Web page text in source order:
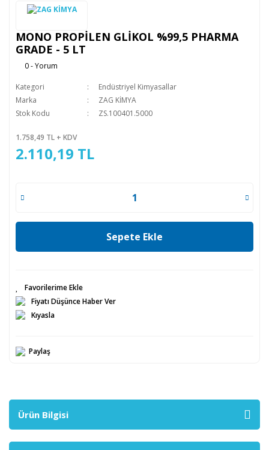
MONO PROPİLEN GLİKOL %99,5 PHARMA
GRADE - 5 LT
0 - Yorum
Kategori
Endüstriyel Kimyasallar
Marka
ZAG KİMYA
Stok Kodu
ZS.100401.5000
1.758,49 TL + KDV
2.110,19 TL
Sepete Ekle
Fiyatı Düşünce Haber Ver
Kıyasla
Paylaş
Ürün Bilgisi